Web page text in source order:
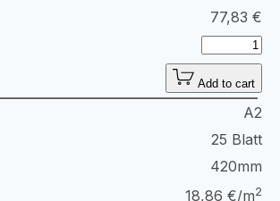
77,83 €
Add to cart
A2
25 Blatt
420mm
18,86 €/m2